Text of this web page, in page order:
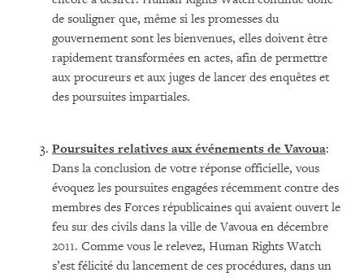
de souligner que, même si les promesses du
gouvernement sont les bienvenues, elles doivent être
rapidement transformées en actes, afin de permettre
aux procureurs et aux juges de lancer des enquêtes et
des poursuites impartiales.
Poursuites relatives aux événements de Vavoua:
Dans la conclusion de votre réponse officielle, vous
évoquez les poursuites engagées récemment contre des
membres des Forces républicaines qui avaient ouvert le
feu sur des civils dans la ville de Vavoua en décembre
2011. Comme vous le relevez, Human Rights Watch
s’est félicité du lancement de ces procédures, dans un